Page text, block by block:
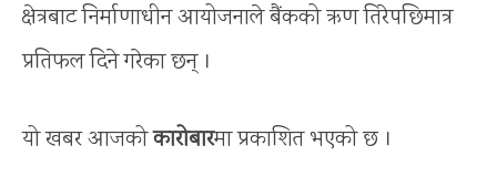
क्षेत्रबाट निर्माणाधीन आयोजनाले बैंकको ऋण तिरेपछिमात्र
प्रतिफल दिने गरेका छन् ।
यो खबर आजकोकारोबारमा प्रकाशित भएको छ ।